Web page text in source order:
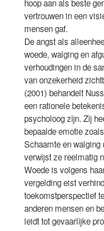
hoop aan als beste
vertrouwen in een
mensen gaf.
De angst als
woede, walging en
verhoudingen in de
van onzekerheid
(2001) behandelt
een rationele
psycholoog zijn. Zij
bepaalde emotie
Schaamte en walging
verwijst ze reelmatig
Woede is volgens
vergelding eist
toekomstperspectief
anderen mensen en
leidt tot gevaarlijke